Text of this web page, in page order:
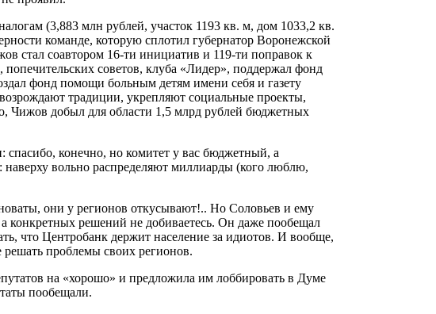
(3,883 млн рублей, участок 1193 кв. м, дом 1033,2 кв.
команде, которую сплотил губернатор Воронежской
стал соавтором 16-ти инициатив и 119-ти поправок к
советов, клуба «Лидер», поддержал фонд
фонд помощи больным детям имени себя и газету
традиции, укрепляют социальные проекты,
Чижов добыл для области 1,5 млрд рублей бюджетных
спасибо, конечно, но комитет у вас бюджетный, а
вольно распределяют миллиарды (кого люблю,
они у регионов откусывают!.. Но Соловьев и ему
конкретных решений не добиваетесь. Он даже пообещал
что Центробанк держит население за идиотов. И вообще,
проблемы своих регионов.
на «хорошо» и предложила им лоббировать в Думе
пообещали.